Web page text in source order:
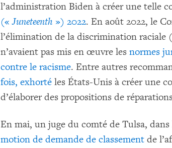
l’administration Biden à créer une telle
(«Juneteenth ») 2022. En août 2022, le
l’élimination de la discrimination raciale
n’avaient pas mis en œuvre lesnormes
contre le racisme. Entre autres
fois, exhorté les États-Unis à créer une
d’élaborer des propositions de
En mai, un juge du comté de Tulsa,
motion de demande de classement de